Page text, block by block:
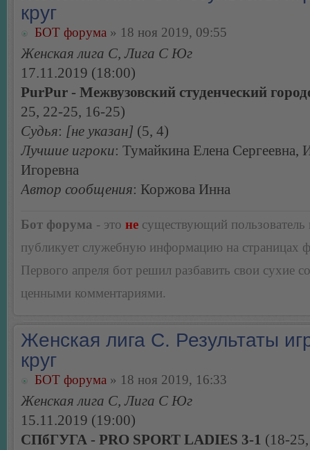
круг
БОТ форума » 18 ноя 2019, 09:55
Женская лига С, Лига С Юг
17.11.2019 (18:00)
PurPur - Межвузовский студенческий
25, 22-25, 16-25)
Судья: [не указан] (5, 4)
Лучшие игроки: Тумайкина Елена Сергеевна,
Игоревна
Автор сообщения: Коржова Инна
Бот форума - это не существующий пользователь
публикует служебную информацию на страницах
Первого апреля бот решил разбавить свои сухие
ценными комментариями.
Женская лига С. Результаты
круг
БОТ форума » 18 ноя 2019, 16:33
Женская лига С, Лига С Юг
15.11.2019 (19:00)
СПбГУГА - PRO SPORT LADIES 3-1 (18-